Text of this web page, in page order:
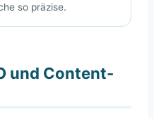
so präzise.
und Content-